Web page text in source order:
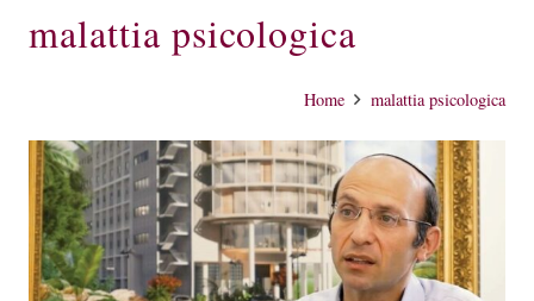
malattia psicologica
Home malattia psicologica